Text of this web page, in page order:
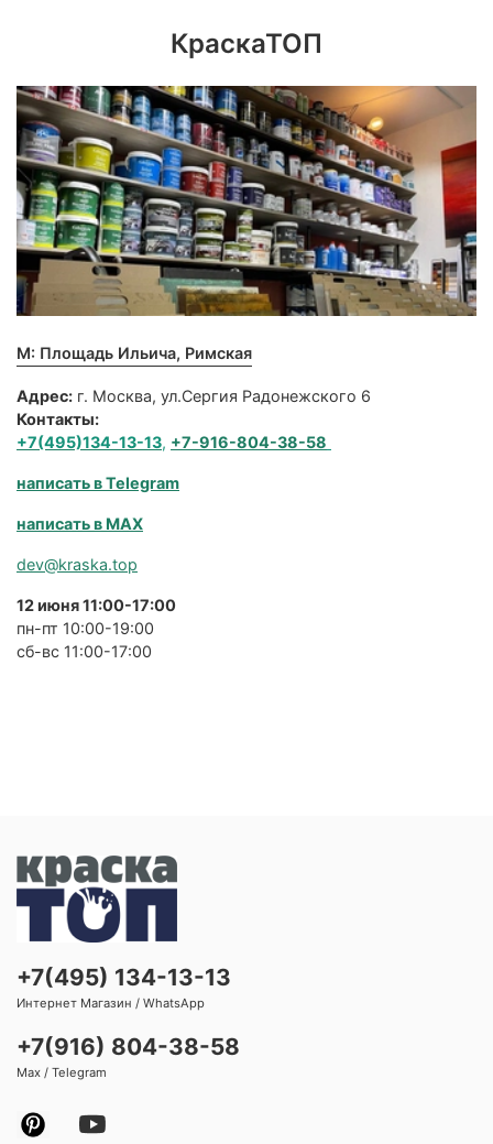
КраскаТОП
М: Площадь Ильича, Римская
Адрес: г. Москва, ул.Сергия Радонежского 6
Контакты:
+7(495)134-13-13, +7-916-804-38-58
написать в Telegram
написать в MAX
dev@kraska.top
12 июня 11:00-17:00
пн-пт 10:00-19:00
сб-вс 11:00-17:00
+7(495) 134-13-13
Интернет Магазин / WhatsApp
+7(916) 804-38-58
Max / Telegram